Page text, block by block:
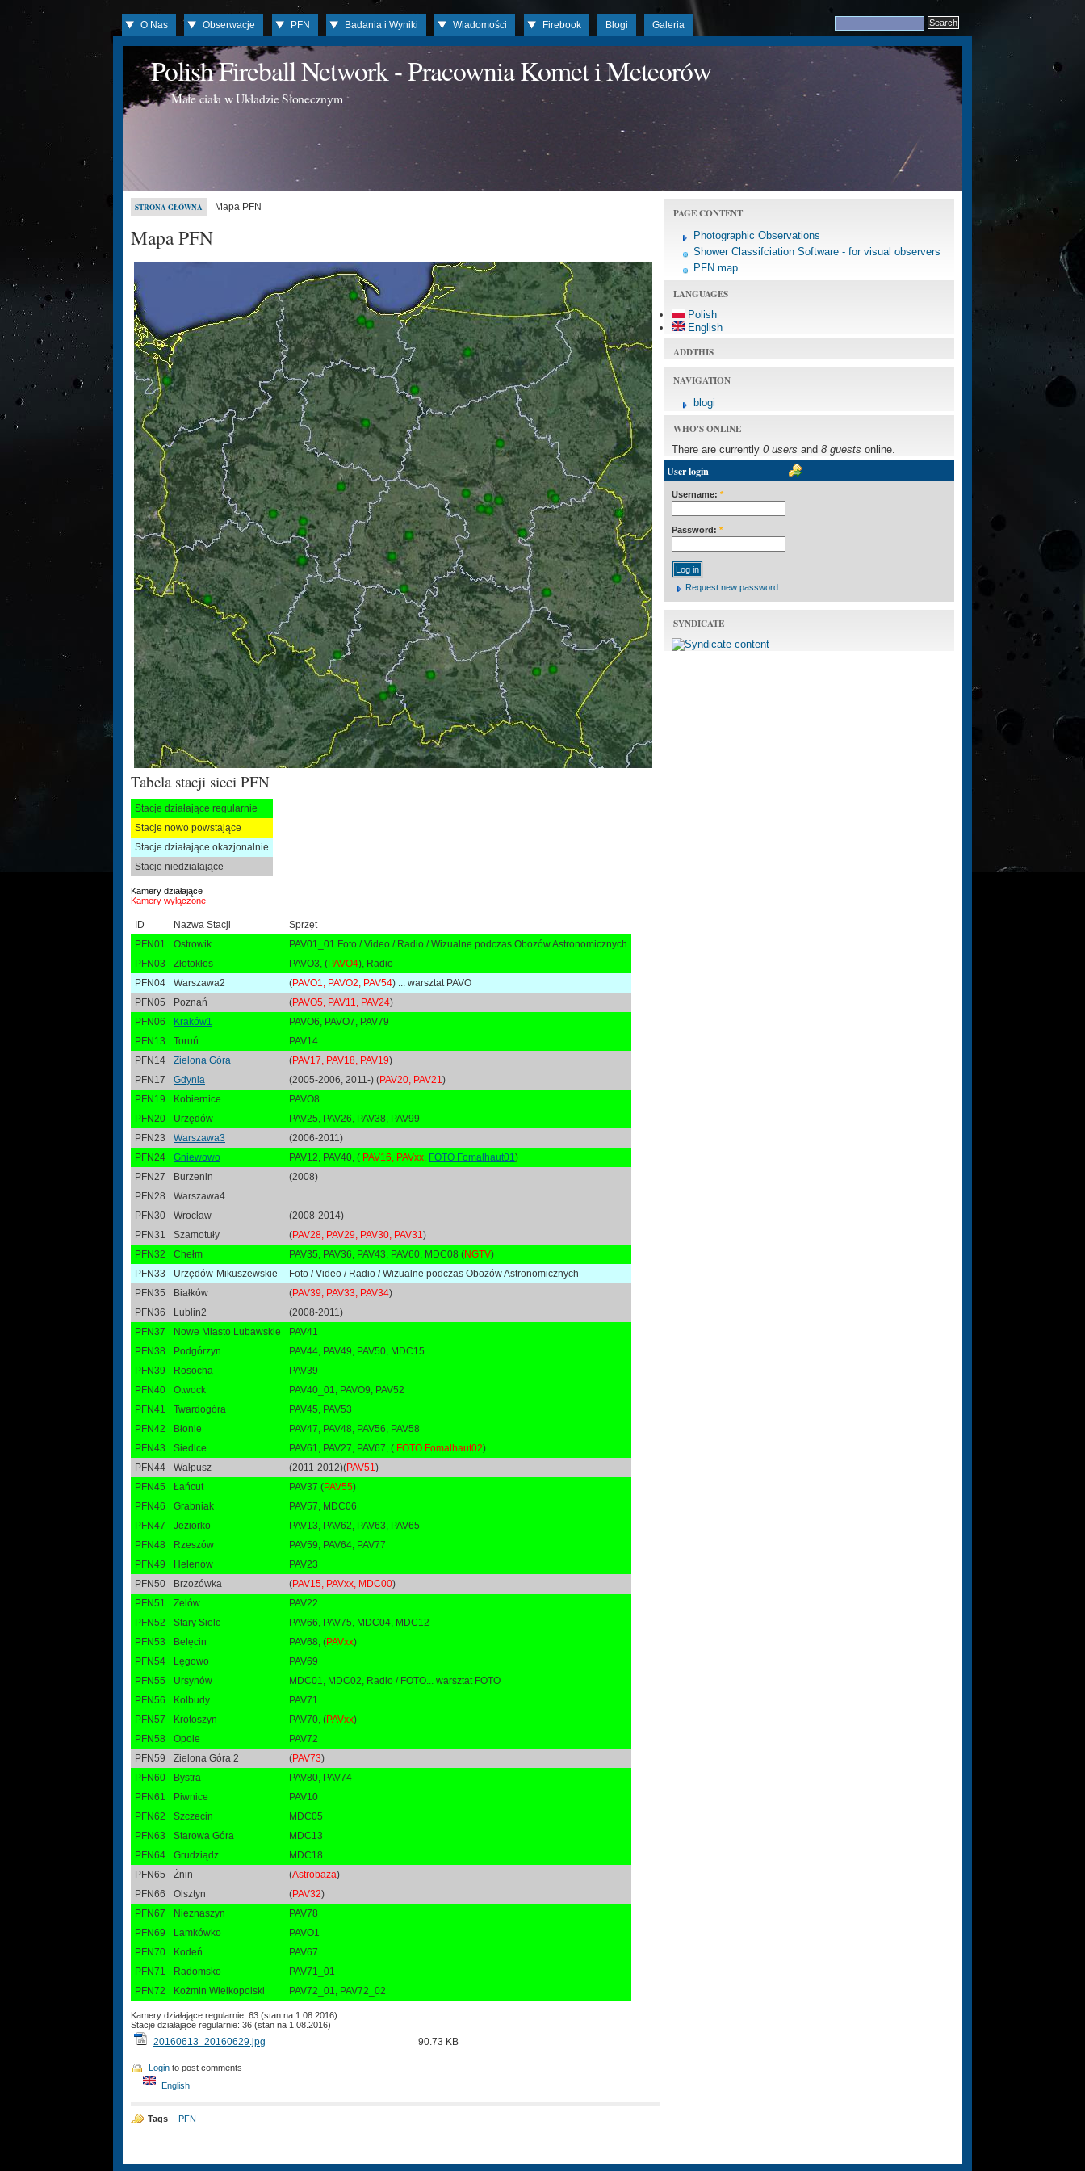
O Nas Obserwacje PFN Badania i Wyniki Wiadomości Firebook Blogi Galeria
Polish Fireball Network - Pracownia Komet i Meteorów
Małe ciała w Układzie Słonecznym
STRONA GŁÓWNA Mapa PFN
Mapa PFN
Tabela stacji sieci PFN
Stacje działające regularnie
Stacje nowo powstające
Stacje działające okazjonalnie
Stacje niedziałające
Kamery działające
Kamery wyłączone
ID Nazwa Stacji
Sprzęt
PFN01
Ostrowik
PAV01_01 Foto / Video / Radio / Wizualne podczas Obozów Astronomicznych
PFN03
Złotokłos PAVO3, (PAVO4), Radio
PFN04
Warszawa2 (PAVO1, PAVO2, PAV54) ... warsztat PAVO
PFN05
Poznań (PAVO5, PAV11, PAV24)
PFN06
Kraków1
PAVO6, PAVO7, PAV79
PFN13
Toruń
PAV14
PFN14
Zielona Góra (PAV17, PAV18, PAV19)
PFN17
Gdynia (2005-2006, 2011-) (PAV20, PAV21)
PFN19
Kobiernice
PAVO8
PFN20
Urzędów
PAV25, PAV26, PAV38, PAV99
PFN23
Warszawa3
(2006-2011)
PFN24
Gniewowo PAV12, PAV40, ( PAV16, PAVxx, FOTO Fomalhaut01)
PFN27
Burzenin
(2008)
PFN28
Warszawa4
PFN30
Wrocław
(2008-2014)
PFN31
Szamotuły (PAV28, PAV29, PAV30, PAV31)
PFN32
Chełm PAV35, PAV36, PAV43, PAV60, MDC08 (NGTV)
PFN33
Urzędów-Mikuszewskie
Foto / Video / Radio / Wizualne podczas Obozów Astronomicznych
PFN35
Białków (PAV39, PAV33, PAV34)
PFN36
Lublin2
(2008-2011)
PFN37
Nowe Miasto Lubawskie
PAV41
PFN38
Podgórzyn
PAV44, PAV49, PAV50, MDC15
PFN39
Rosocha
PAV39
PFN40
Otwock
PAV40_01, PAVO9, PAV52
PFN41
Twardogóra
PAV45, PAV53
PFN42
Błonie
PAV47, PAV48, PAV56, PAV58
PFN43
Siedlce PAV61, PAV27, PAV67, ( FOTO Fomalhaut02)
PFN44
Wałpusz (2011-2012)(PAV51)
PFN45
Łańcut PAV37 (PAV55)
PFN46
Grabniak
PAV57, MDC06
PFN47
Jeziorko
PAV13, PAV62, PAV63, PAV65
PFN48
Rzeszów
PAV59, PAV64, PAV77
PFN49
Helenów
PAV23
PFN50
Brzozówka (PAV15, PAVxx, MDC00)
PFN51
Zelów
PAV22
PFN52
Stary Sielc
PAV66, PAV75, MDC04, MDC12
PFN53
Belęcin PAV68, (PAVxx)
PFN54
Lęgowo
PAV69
PFN55
Ursynów
MDC01, MDC02, Radio / FOTO... warsztat FOTO
PFN56
Kolbudy
PAV71
PFN57
Krotoszyn PAV70, (PAVxx)
PFN58
Opole
PAV72
PFN59
Zielona Góra 2 (PAV73)
PFN60
Bystra
PAV80, PAV74
PFN61
Piwnice
PAV10
PFN62
Szczecin
MDC05
PFN63
Starowa Góra
MDC13
PFN64
Grudziądz
MDC18
PFN65
Żnin (Astrobaza)
PFN66
Olsztyn (PAV32)
PFN67
Nieznaszyn
PAV78
PFN69
Lamkówko
PAVO1
PFN70
Kodeń
PAV67
PFN71
Radomsko
PAV71_01
PFN72
Kożmin Wielkopolski PAV72_01, PAV72_02
Kamery działające regularnie: 63 (stan na 1.08.2016)
Stacje działające regularnie: 36 (stan na 1.08.2016)
20160613_20160629.jpg 90.73 KB
Login to post comments
English
Tags PFN
PAGE CONTENT
Photographic Observations
Shower Classifciation Software - for visual observers
PFN map
LANGUAGES
Polish
English
ADDTHIS
NAVIGATION
blogi
WHO'S ONLINE
There are currently 0 users and 8 guests online.
User login
Username: *
Password: *
Request new password
SYNDICATE